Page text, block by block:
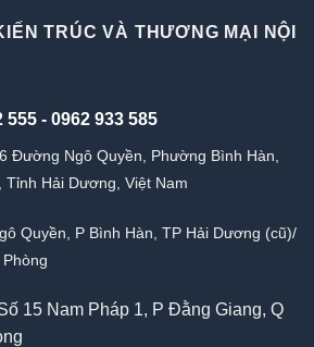
TRÚC VÀ THƯƠNG MẠI NỘI
555 - 0962 933 585
Đường Ngô Quyền, Phường Bình Hàn,
Hải Dương, Việt Nam
Quyền, P Bình Hàn, TP Hải Dương (cũ)/
15 Nam Pháp 1, P Đằng Giang, Q